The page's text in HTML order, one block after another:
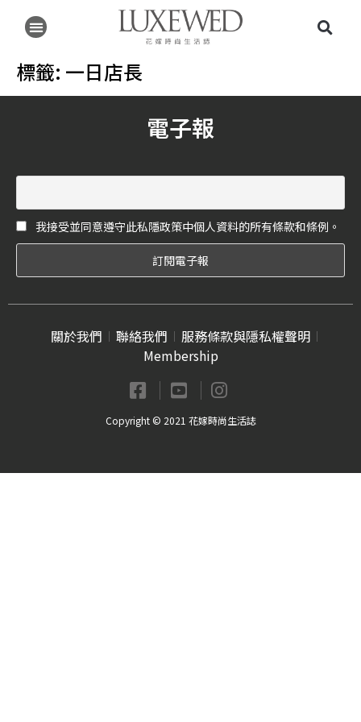
標籤: 一日店長
電子報
我接受並同意遵守此私隱政策中個人資料的所有條款和條例。
關於我們 聯絡我們
服務條款與隱私權聲明
Membership
Copyright © 2021 花嫁時尚生活誌